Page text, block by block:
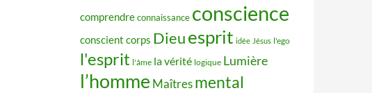
comprendreconnaissance conscience
conscient corps Dieuesprit idée Jésus l'ego
l'esprit l'âme la vérité logique Lumière
l’homme Maîtres mental